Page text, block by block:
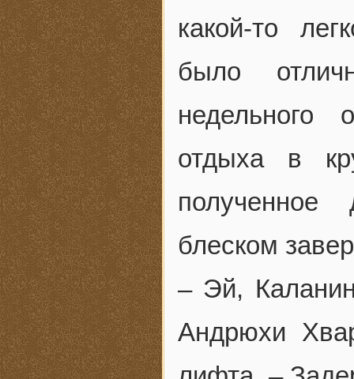
какой-то
было
недельного
отдыха в
блеском
– Эй,
Андрюхи